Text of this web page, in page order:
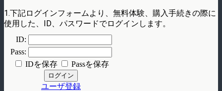
1.下記ログインフォームより、無料体験、購入手続きの際に
使用した、ID、パスワードでログインします。